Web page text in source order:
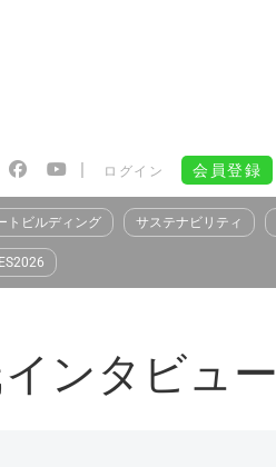
| ログイン 会員登録
トビルディング サステナビリティ
ンタビュー